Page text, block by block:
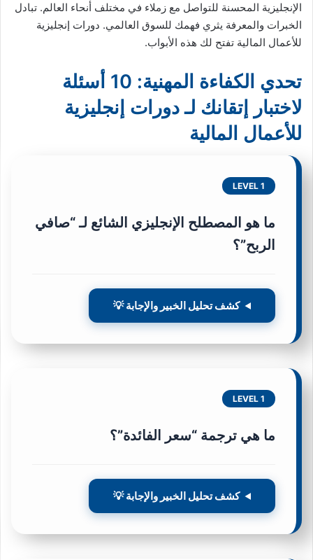
الإنجليزية المحسنة للتواصل مع زملاء في مختلف أنحاء العالم. تبادل
الخبرات والمعرفة يثري فهمك للسوق العالمي. دورات إنجليزية
للأعمال المالية تفتح لك هذه الأبواب.
تحدي الكفاءة المهنية: 10 أسئلة
لاختبار إتقانك لـ دورات إنجليزية
للأعمال المالية
LEVEL 1
ما هو المصطلح الإنجليزي الشائع لـ “صافي
الربح”؟
كشف تحليل الخبير والإجابة 💡
LEVEL 1
ما هي ترجمة “سعر الفائدة”؟
كشف تحليل الخبير والإجابة 💡